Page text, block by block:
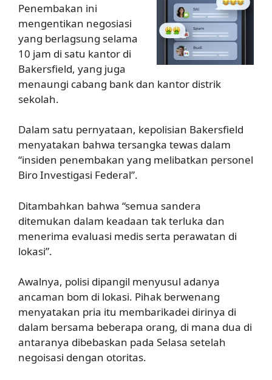
Penembakan ini
mengentikan negosiasi
yang berlagsung selama
10 jam di satu kantor di
Bakersfield, yang juga
menaungi cabang bank dan kantor distrik
sekolah.
Dalam satu pernyataan, kepolisian Bakersfield
menyatakan bahwa tersangka tewas dalam
“insiden penembakan yang melibatkan personel
Biro Investigasi Federal”.
Ditambahkan bahwa “semua sandera
ditemukan dalam keadaan tak terluka dan
menerima evaluasi medis serta perawatan di
lokasi”.
Awalnya, polisi dipangil menyusul adanya
ancaman bom di lokasi. Pihak berwenang
menyatakan pria itu membarikadei dirinya di
dalam bersama beberapa orang, di mana dua di
antaranya dibebaskan pada Selasa setelah
negoisasi dengan otoritas.